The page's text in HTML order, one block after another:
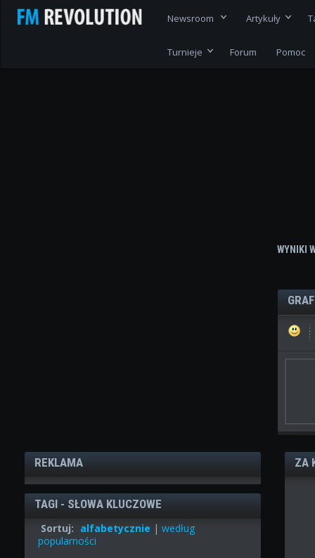
Newsroom Artykuły
Turnieje Forum Pomoc
WYNIKI
REKLAMA
TAGI - SŁOWA KLUCZOWE
Sortuj: alfabetycznie |według
popularności
ZA